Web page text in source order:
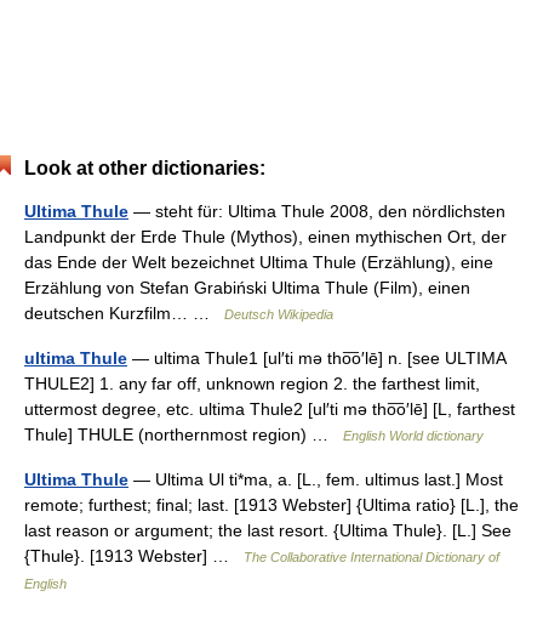
Look at other dictionaries:
Ultima Thule — steht für: Ultima Thule 2008, den nördlichsten
Landpunkt der Erde Thule (Mythos), einen mythischen Ort, der
das Ende der Welt bezeichnet Ultima Thule (Erzählung), eine
Erzählung von Stefan Grabiński Ultima Thule (Film), einen
deutschen Kurzfilm… …
Deutsch Wikipedia
ultima Thule — ultima Thule1 [ul′ti mə tho͞o′lē] n. [see ULTIMA
THULE2] 1. any far off, unknown region 2. the farthest limit,
uttermost degree, etc. ultima Thule2 [ul′ti mə tho͞o′lē] [L, farthest
Thule] THULE (northernmost region) …
English World dictionary
Ultima Thule — Ultima Ul ti*ma, a. [L., fem. ultimus last.] Most
remote; furthest; final; last. [1913 Webster] {Ultima ratio} [L.], the
last reason or argument; the last resort. {Ultima Thule}. [L.] See
{Thule}. [1913 Webster] …
The Collaborative International Dictionary of
English